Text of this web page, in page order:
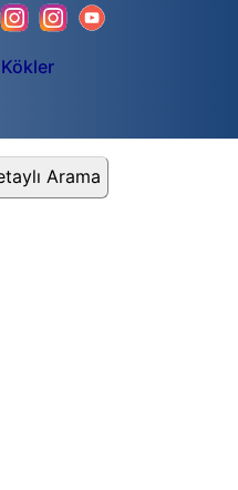
Kökler
Arama